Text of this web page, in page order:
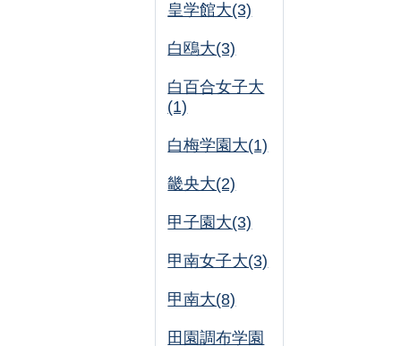
皇学館大(3)
白鴎大(3)
白百合女子大
(1)
白梅学園大(1)
畿央大(2)
甲子園大(3)
甲南女子大(3)
甲南大(8)
田園調布学園